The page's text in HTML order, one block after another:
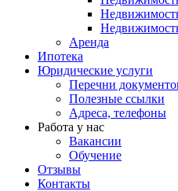
Аренда
Ипотека
Юридические услуги
Перечни
Полезные ссылки
Адреса, телефоны
Работа у нас
Вакансии
Обучение
Отзывы
Контакты